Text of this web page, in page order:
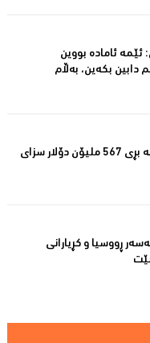
ئامادە بووین
بكەین، بەڵام
دادگایەكی ئەمریكا بە بڕی 567 ملیۆن دۆلار سزای
ڕووسیا و كڕیارانی